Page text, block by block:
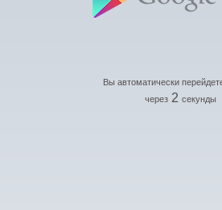
Вы автоматически
через 2 секунды